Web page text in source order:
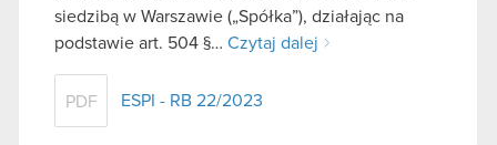
siedzibą w Warszawie („Spółka”), działając na
podstawie art. 504 §… Czytaj dalej
PDF ESPI - RB 22/2023